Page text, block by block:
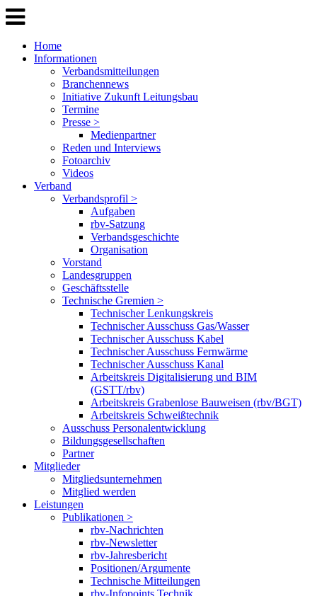
Home
Informationen
Verbandsmitteilungen
Branchennews
Initiative Zukunft Leitungsbau
Termine
Presse >
Medienpartner
Reden und Interviews
Fotoarchiv
Videos
Verband
Verbandsprofil >
Aufgaben
rbv-Satzung
Verbandsgeschichte
Organisation
Vorstand
Landesgruppen
Geschäftsstelle
Technische Gremien >
Technischer Lenkungskreis
Technischer Ausschuss Gas/Wasser
Technischer Ausschuss Kabel
Technischer Ausschuss Fernwärme
Technischer Ausschuss Kanal
Arbeitskreis Digitalisierung und BIM
(GSTT/rbv)
Arbeitskreis Grabenlose Bauweisen (rbv/BGT)
Arbeitskreis Schweißtechnik
Ausschuss Personalentwicklung
Bildungsgesellschaften
Partner
Mitglieder
Mitgliedsunternehmen
Mitglied werden
Leistungen
Publikationen >
rbv-Nachrichten
rbv-Newsletter
rbv-Jahresbericht
Positionen/Argumente
Technische Mitteilungen
rbv-Infopoints Technik